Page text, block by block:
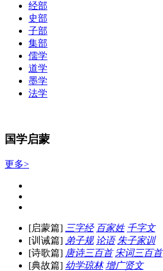
经部
史部
子部
集部
儒学
道学
墨学
法学
国学启蒙
更多>
[启蒙篇] 三字经 百家姓 千字文
[训诫篇] 弟子规 论语 朱子家训
[诗歌篇] 唐诗三百首 宋词三百首
[典故篇] 幼学琼林 增广贤文